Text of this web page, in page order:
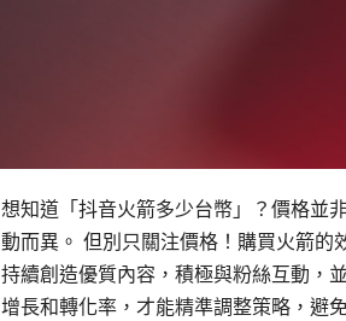
想知道「抖音火箭多少台幣」？價格並
動而異。 但別只關注價格！購買火箭的
持續創造優質內容，積極與粉絲互動，
增長和轉化率，才能精準調整策略，避